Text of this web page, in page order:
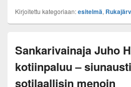
Kirjoitettu kategoriaan:esitelmä,
Sankarivainaja Juho
kotiinpaluu –
sotilaallisin menoin